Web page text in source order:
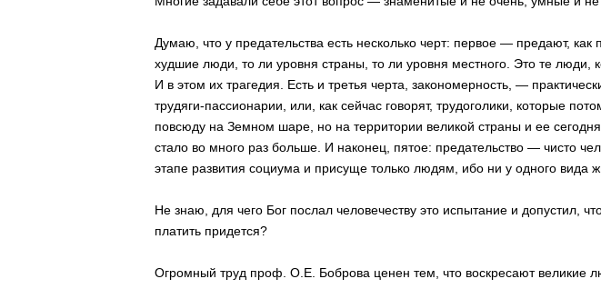
Думаю, что у предательства есть несколько черт: первое — предают,
худшие люди, то ли уровня страны, то ли уровня местного. Это те люди,
И в этом их трагедия. Есть и третья черта, закономерность, —
трудяги-пассионарии, или, как сейчас говорят, трудоголики, которые
повсюду на Земном шаре, но на территории великой страны и ее
стало во много раз больше. И наконец, пятое: предательство — чисто
этапе развития социума и присуще только людям, ибо ни у одного вида
Не знаю, для чего Бог послал человечеству это испытание и
платить придется?
Огромный труд проф. О.Е. Боброва ценен тем, что воскресают великие